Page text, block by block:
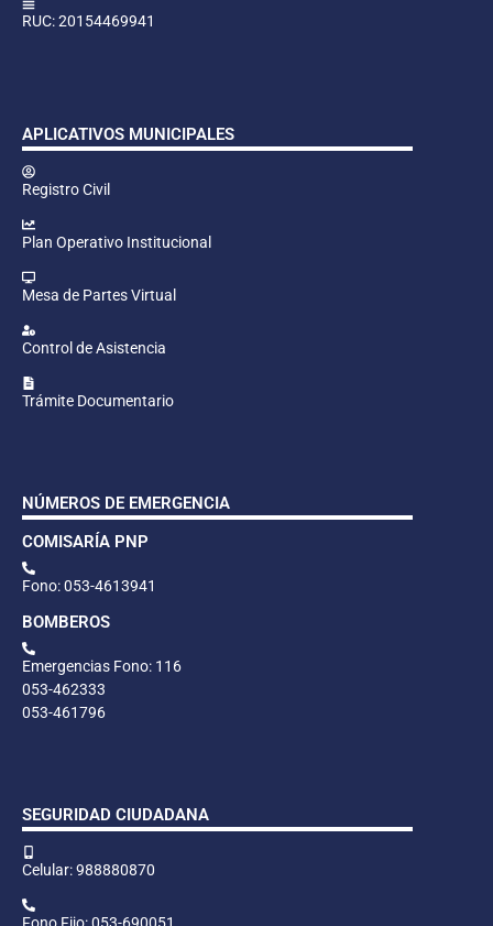
RUC: 20154469941
APLICATIVOS MUNICIPALES
Registro Civil
Plan Operativo Institucional
Mesa de Partes Virtual
Control de Asistencia
Trámite Documentario
NÚMEROS DE EMERGENCIA
COMISARÍA PNP
Fono: 053-4613941
BOMBEROS
Emergencias Fono: 116
053-462333
053-461796
SEGURIDAD CIUDADANA
Celular: 988880870
Fono Fijo: 053-690051